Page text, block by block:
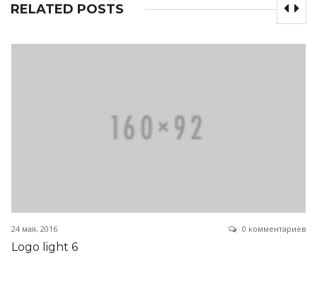
RELATED POSTS
24 мая, 2016 0 комментариев
Logo light 6